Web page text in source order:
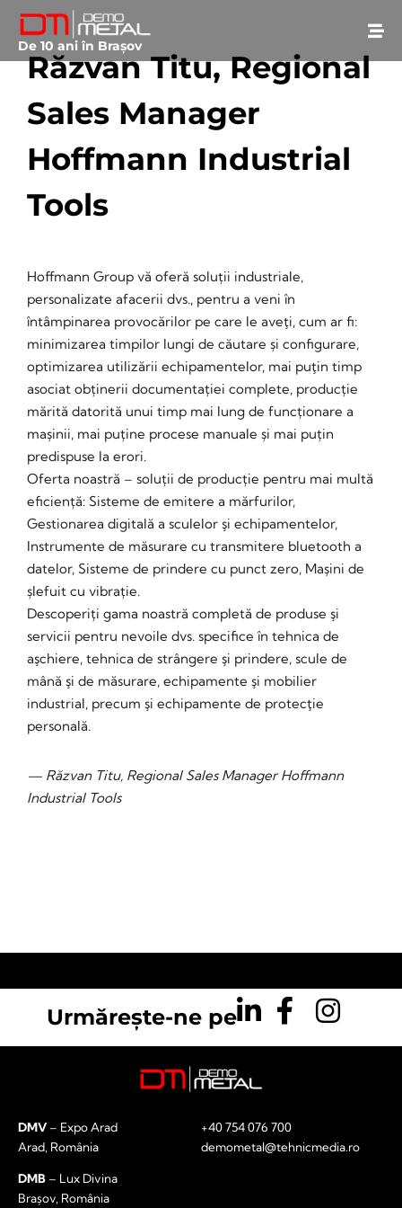
De 10 ani în Brașov
Răzvan Titu, Regional
Sales Manager
Hoffmann Industrial
Tools
Hoffmann Group vă oferă soluții industriale,
personalizate afacerii dvs., pentru a veni în
întâmpinarea provocărilor pe care le aveţi, cum ar fi:
minimizarea timpilor lungi de căutare și configurare,
optimizarea utilizării echipamentelor, mai puţin timp
asociat obținerii documentației complete, producție
mărită datorită unui timp mai lung de funcționare a
mașinii, mai puține procese manuale și mai puțin
predispuse la erori.
Oferta noastră – soluții de producție pentru mai multă
eficiență: Sisteme de emitere a mărfurilor,
Gestionarea digitală a sculelor şi echipamentelor,
Instrumente de măsurare cu transmitere bluetooth a
datelor, Sisteme de prindere cu punct zero, Mașini de
șlefuit cu vibrație.
Descoperiți gama noastră completă de produse şi
servicii pentru nevoile dvs. specifice în tehnica de
aşchiere, tehnica de strângere şi prindere, scule de
mână şi de măsurare, echipamente şi mobilier
industrial, precum şi echipamente de protecţie
personală.
— Răzvan Titu, Regional Sales Manager Hoffmann
Industrial Tools
Urmărește-ne pe
DMV – Expo Arad
Arad, România
DMB – Lux Divina
Brașov, România
+40 754 076 700
demometal@tehnicmedia.ro